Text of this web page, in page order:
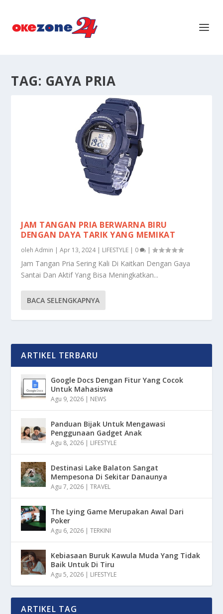
TAG: GAYA PRIA
JAM TANGAN PRIA BERWARNA BIRU
DENGAN DAYA TARIK YANG MEMIKAT
olehAdmin |Apr 13, 2024| LIFESTYLE | 0 |
Jam Tangan Pria Sering Kali Di Kaitkan Dengan Gaya
Santai Dan Aktif Yang Bisa Meningkatkan...
BACA SELENGKAPNYA
ARTIKEL TERBARU
Google Docs Dengan Fitur Yang Cocok
Untuk Mahasiswa
Agu 9, 2026 | NEWS
Panduan Bijak Untuk Mengawasi
Penggunaan Gadget Anak
Agu 8, 2026 | LIFESTYLE
Destinasi Lake Balaton Sangat
Mempesona Di Sekitar Danaunya
Agu 7, 2026 |TRAVEL
The Lying Game Merupakan Awal Dari
Poker
Agu 6, 2026 |TERKINI
Kebiasaan Buruk Kawula Muda Yang Tidak
Baik Untuk Di Tiru
Agu 5, 2026 | LIFESTYLE
ARTIKEL TAG